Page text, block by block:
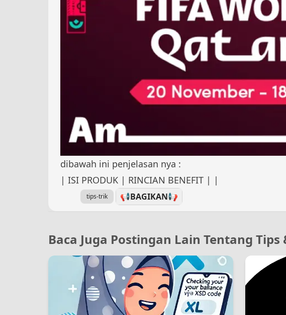
dibawah ini penjelasan nya :
| ISI PRODUK | RINCIAN BENEFIT | |
tips-trik 📢BAGIKAN📢
Baca Juga Postingan Lain Tentang Tips